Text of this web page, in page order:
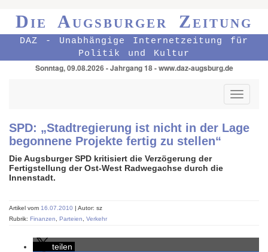
Die Augsburger Zeitung
DAZ - Unabhängige Internetzeitung für
Politik und Kultur
Sonntag, 09.08.2026 - Jahrgang 18 - www.daz-augsburg.de
Toggle
SPD: „Stadtregierung ist nicht in der Lage
begonnene Projekte fertig zu stellen“
Die Augsburger SPD kritisiert die Verzögerung der
Fertigstellung der Ost-West Radwegachse durch die
Innenstadt.
Artikel vom 16.07.2010 | Autor: sz
Rubrik: Finanzen Parteien Verkehr
teilen